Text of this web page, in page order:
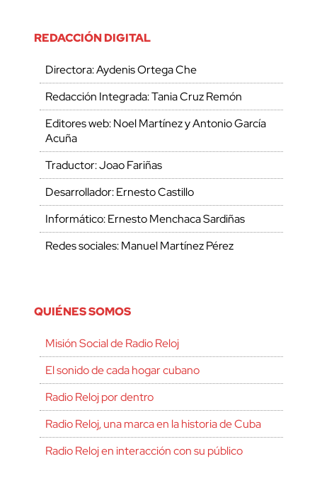
REDACCIÓN DIGITAL
Directora: Aydenis Ortega Che
Redacción Integrada: Tania Cruz Remón
Editores web: Noel Martínez y Antonio García
Acuña
Traductor: Joao Fariñas
Desarrollador: Ernesto Castillo
Informático: Ernesto Menchaca Sardiñas
Redes sociales: Manuel Martínez Pérez
QUIÉNES SOMOS
Misión Social de Radio Reloj
El sonido de cada hogar cubano
Radio Reloj por dentro
Radio Reloj, una marca en la historia de Cuba
Radio Reloj en interacción con su público